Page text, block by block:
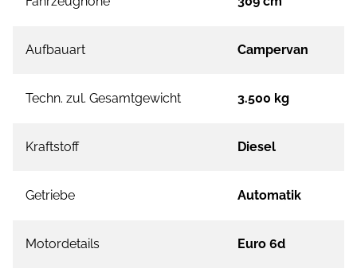
Aufbauart Campervan
Techn. zul. Gesamtgewicht 3.500 kg
Kraftstoff Diesel
Getriebe Automatik
Motordetails Euro 6d